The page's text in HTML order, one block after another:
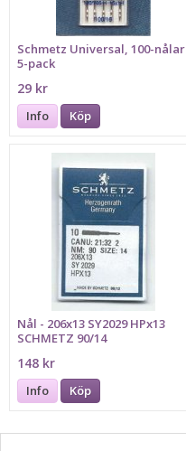
Schmetz Universal, 100-nålar
5-pack
29 kr
Info Köp
Nål - 206x13 SY2029 HPx13
SCHMETZ 90/14
148 kr
Info Köp